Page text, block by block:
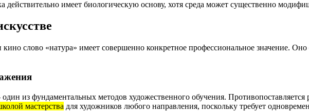
действительно имеет биологическую основу, хотя среда может существенно
слово «натура» имеет совершенно конкретное профессиональное значение.
из фундаментальных методов художественного обучения.
мастерства для художников любого направления, поскольку требует